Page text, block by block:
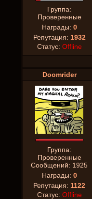
Группа:
Проверенные
Награды: 0
Репутация: 1932
Статус: Offline
Doomrider
Группа:
Проверенные
Сообщений: 1925
Награды: 0
Репутация: 1122
Статус: Offline